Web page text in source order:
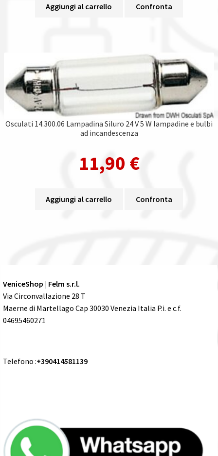
Aggiungi al carrello Confronta
Osculati 14.300.06 Lampadina Siluro 24 V 5 W lampadine e bulbi
ad incandescenza
11,90 €
Aggiungi al carrello Confronta
VeniceShop | Felm s.r.l.
Via Circonvallazione 28 T
Maerne di Martellago Cap 30030 Venezia Italia P.i. e c.f.
04695460271
Telefono :+390414581139